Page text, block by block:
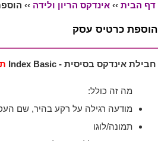
דף הבית››אינדקס הריון ולידה››
הוספת כרטיס עסק
חבילת אינדקס בסיסית - Index Basic
מה זה כולל:
מודעה רגילה על רקע בהיר, שם
תמונה/לוגו